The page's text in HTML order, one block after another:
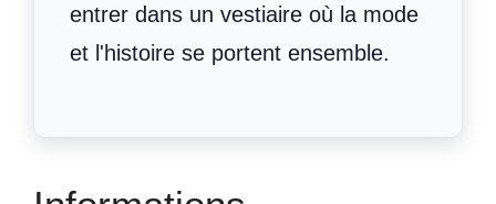
entrer dans un vestiaire où la mode
et l'histoire se portent ensemble.